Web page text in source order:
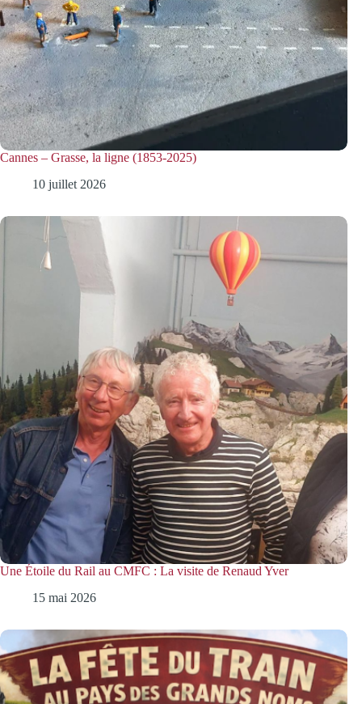
Cannes – Grasse, la ligne (1853-2025)
10 juillet 2026
Une Étoile du Rail au CMFC : La visite de Renaud Yver
15 mai 2026